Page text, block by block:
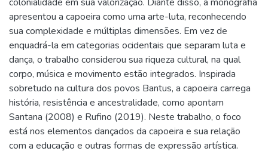
apresentou a capoeira como uma arte-luta, reconhecendo
sua complexidade e múltiplas dimensões. Em vez de
enquadrá-la em categorias ocidentais que separam luta e
dança, o trabalho considerou sua riqueza cultural, na qual
corpo, música e movimento estão integrados. Inspirada
sobretudo na cultura dos povos Bantus, a capoeira carrega
história, resistência e ancestralidade, como apontam
Santana (2008) e Rufino (2019). Neste trabalho, o foco
está nos elementos dançados da capoeira e sua relação
com a educação e outras formas de expressão artística.